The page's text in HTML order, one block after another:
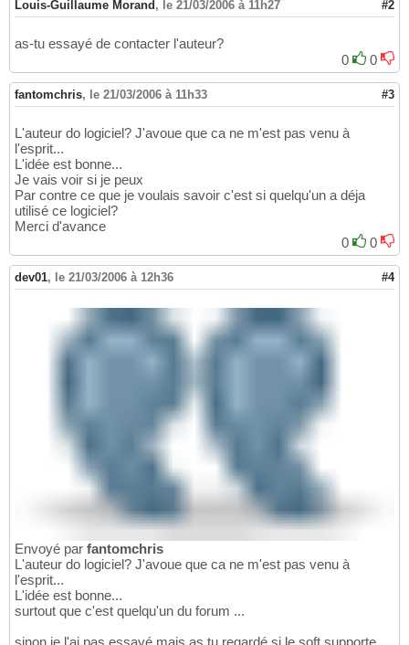
Louis-Guillaume Morand , le 21/03/2006 à 11h27 #2
as-tu essayé de contacter l'auteur?
0
0
fantomchris, le 21/03/2006 à 11h33 #3
L'auteur do logiciel? J'avoue que ca ne m'est pas venu à
l'esprit...
L'idée est bonne...
Je vais voir si je peux
Par contre ce que je voulais savoir c'est si quelqu'un a déja
utilisé ce logiciel?
Merci d'avance
0
0
dev01, le 21/03/2006 à 12h36 #4
Envoyé par fantomchris
L'auteur do logiciel? J'avoue que ca ne m'est pas venu à
l'esprit...
L'idée est bonne...
surtout que c'est quelqu'un du forum ...
sinon je l'ai pas essayé mais as tu regardé si le soft supporte